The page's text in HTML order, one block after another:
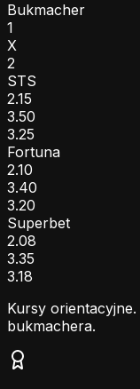
Bukmacher
1
X
2
STS
2.15
3.50
3.25
Fortuna
2.10
3.40
3.20
Superbet
2.08
3.35
3.18
Kursy
bukmachera.